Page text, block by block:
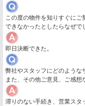
この度の物件を知りすぐにご
できなかったとしたらなぜで
即日決断できた。
弊社やスタッフにどのような
また、その他ご意見、ご感想
滞りのない手続き、営業スタ